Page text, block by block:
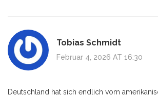
Tobias Schmidt
Februar 4, 2026 AT 16:30
Deutschland hat sich endlich vom